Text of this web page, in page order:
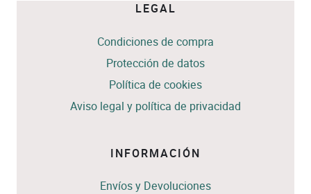
LEGAL
Condiciones de compra
Protección de datos
Política de cookies
Aviso legal y política de privacidad
INFORMACIÓN
Envíos y Devoluciones